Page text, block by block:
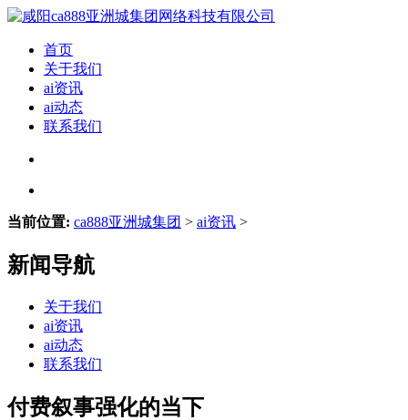
首页
关于我们
ai资讯
ai动态
联系我们
当前位置: ca888亚洲城集团 > ai资讯 >
新闻导航
关于我们
ai资讯
ai动态
联系我们
付费叙事强化的当下